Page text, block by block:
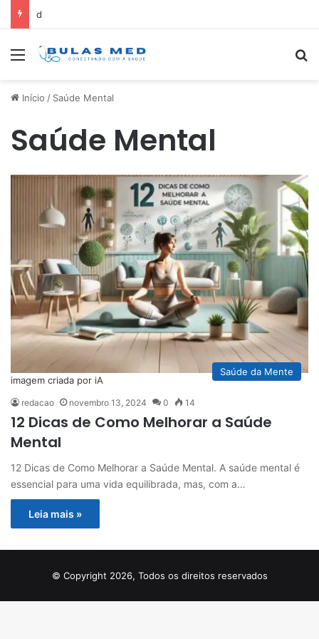
d
Menu
Início / Saúde Mental
Saúde Mental
Saúde da Mente
imagem criada por iA
redacao novembro 13, 2024 0 14
12 Dicas de Como Melhorar a Saúde
Mental
12 Dicas de Como Melhorar a Saúde Mental. A saúde mental é
essencial para uma vida equilibrada, mas, com a…
Leia mais »
© Copyright 2026, Todos os direitos reservados